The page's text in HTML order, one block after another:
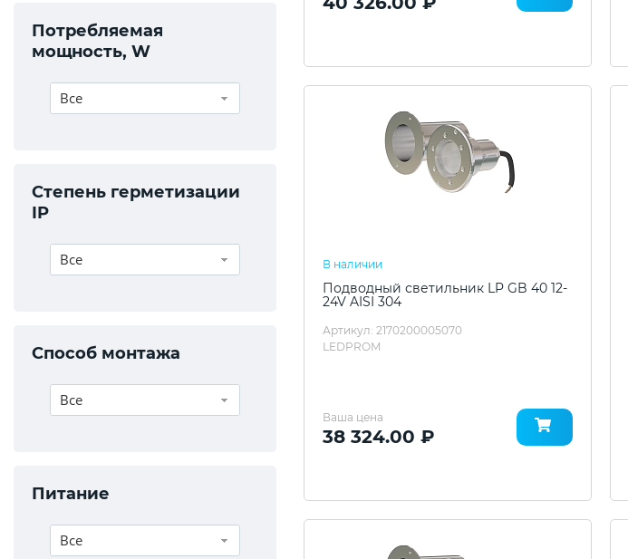
Потребляемая
мощность, W
Все
Степень герметизации
IP
Все
Способ монтажа
Все
Питание
Все
В наличии
Подводный светильник LP GB 40 12-
24V AISI 304
Артикул: 2170200005070
LEDPROM
Ваша цена
38 324.00 ₽